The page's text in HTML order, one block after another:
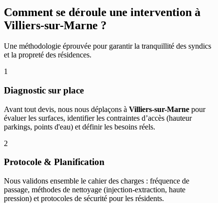
Comment se déroule une intervention à
Villiers-sur-Marne ?
Une méthodologie éprouvée pour garantir la tranquillité des syndics
et la propreté des résidences.
1
Diagnostic sur place
Avant tout devis, nous nous déplaçons à Villiers-sur-Marne pour
évaluer les surfaces, identifier les contraintes d’accès (hauteur
parkings, points d'eau) et définir les besoins réels.
2
Protocole & Planification
Nous validons ensemble le cahier des charges : fréquence de
passage, méthodes de nettoyage (injection-extraction, haute
pression) et protocoles de sécurité pour les résidents.